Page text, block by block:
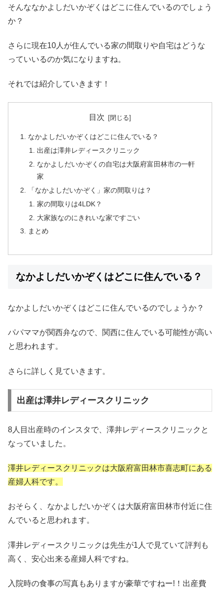
そんななかよしだいかぞくはどこに住んでいるのでしょう
か？
さらに現在10人が住んでいる家の間取りや自宅はどうな
っていいるのか気になりますね。
それでは紹介していきます！
目次
なかよしだいかぞくはどこに住んでいる？
出産は澤井レディースクリニック
なかよしだいかぞくの自宅は大阪府富田林市の一軒
家
「なかよしだいかぞく」家の間取りは？
家の間取りは4LDK？
大家族なのにきれいな家ですごい
まとめ
なかよしだいかぞくはどこに住んでいる？
なかよしだいかぞくはどこに住んでいるのでしょうか？
パパママが関西弁なので、関西に住んでいる可能性が高い
と思われます。
さらに詳しく見ていきます。
出産は澤井レディースクリニック
8人目出産時のインスタで、澤井レディースクリニックと
なっていました。
澤井レディースクリニックは大阪府富田林市喜志町にある
産婦人科です。
おそらく、なかよしだいかぞくは大阪府富田林市付近に住
んでいると思われます。
澤井レディースクリニックは先生が1人で見ていて評判も
高く、安心出来る産婦人科ですね。
入院時の食事の写真もありますが豪華ですねー!！出産費